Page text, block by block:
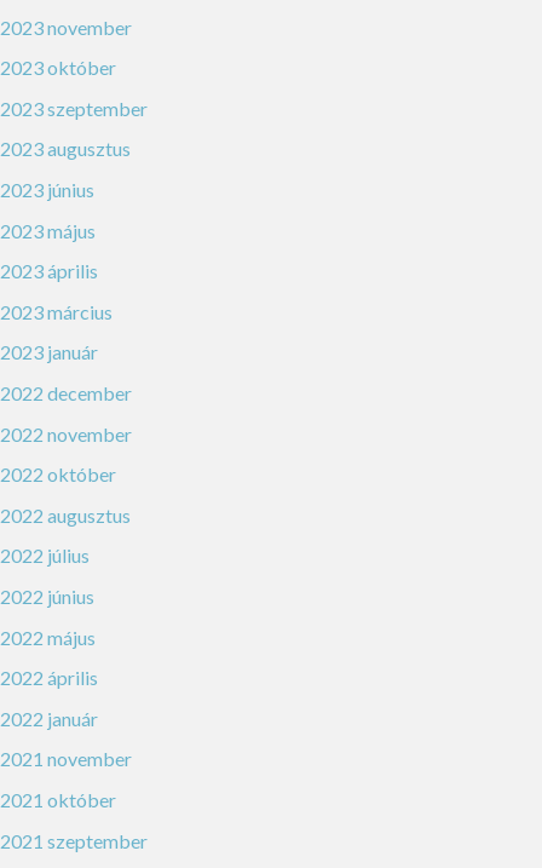
2023 november
2023 október
2023 szeptember
2023 augusztus
2023 június
2023 május
2023 április
2023 március
2023 január
2022 december
2022 november
2022 október
2022 augusztus
2022 július
2022 június
2022 május
2022 április
2022 január
2021 november
2021 október
2021 szeptember